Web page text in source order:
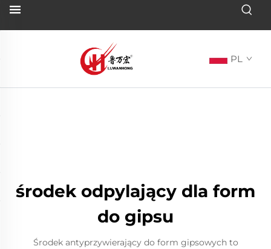
PL
środek odpylający dla form
do gipsu
Środek antyprzywierający do form gipsowych to